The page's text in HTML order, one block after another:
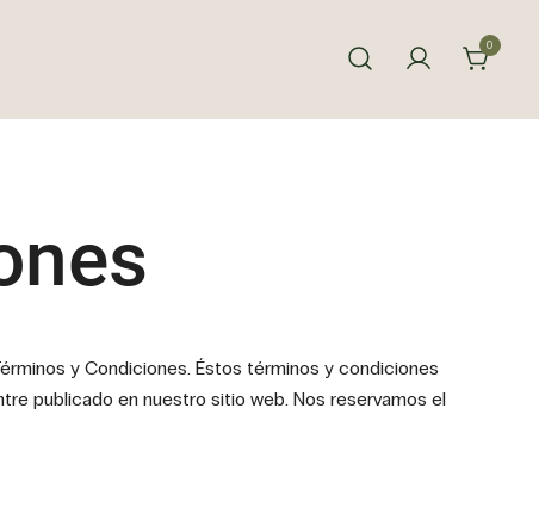
tu piel.
0
y Condiciones. Éstos términos y condiciones
publicado en nuestro sitio web. Nos reservamos el